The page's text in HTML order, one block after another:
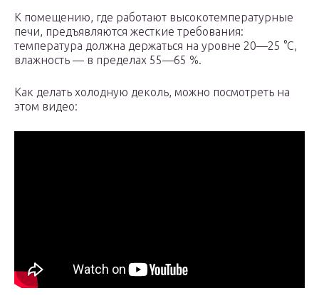
К помещению, где работают высокотемпературные
печи, предъявляются жесткие требования:
температура должна держаться на уровне 20—25 °С,
влажность — в пределах 55—65 %.
Как делать холодную деколь, можно посмотреть на
этом видео: